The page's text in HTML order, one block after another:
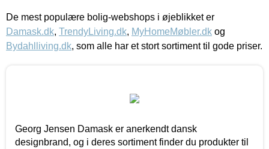
De mest populære bolig-webshops i øjeblikket er
Damask.dk, TrendyLiving.dk, MyHomeMøbler.dk og
Bydahlliving.dk, som alle har et stort sortiment til gode priser.
Georg Jensen Damask er anerkendt dansk
designbrand, og i deres sortiment finder du produkter til